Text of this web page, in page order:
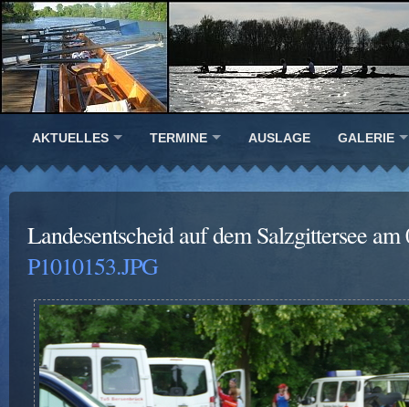
AKTUELLES TERMINE AUSLAGE GALERIE
Landesentscheid auf dem Salzgittersee am
P1010153.JPG